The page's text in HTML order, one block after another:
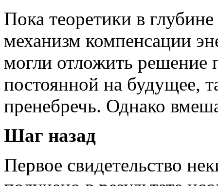
Пока теоретики в
механизм компенсации
могли отложить решение
постоянной на будущее,
пренебречь. Однако
Шаг назад
Первое свидетельство